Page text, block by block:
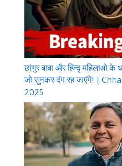
छांगुर बाबा और हिन्दू महिलाओ के
जो सुनकर दंग रह जाएंगे! |
2025